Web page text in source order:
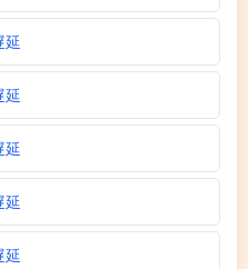
延
延
延
延
延